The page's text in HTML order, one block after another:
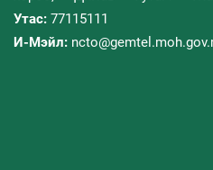
Утас: 77115111
И-Мэйл: